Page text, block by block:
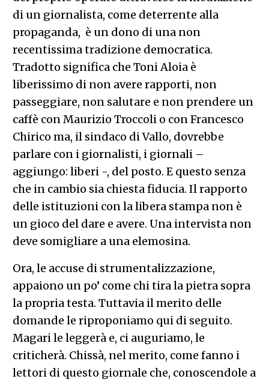
di un giornalista, come deterrente alla
propaganda, è un dono di una non
recentissima tradizione democratica.
Tradotto significa che Toni Aloia è
liberissimo di non avere rapporti, non
passeggiare, non salutare e non prendere un
caffè con Maurizio Troccoli o con Francesco
Chirico ma, il sindaco di Vallo, dovrebbe
parlare con i giornalisti, i giornali –
aggiungo: liberi -, del posto. E questo senza
che in cambio sia chiesta fiducia. Il rapporto
delle istituzioni con la libera stampa non è
un gioco del dare e avere. Una intervista non
deve somigliare a una elemosina.
Ora, le accuse di strumentalizzazione,
appaiono un po’ come chi tira la pietra sopra
la propria testa. Tuttavia il merito delle
domande le riproponiamo qui di seguito.
Magari le leggerà e, ci auguriamo, le
criticherà. Chissà, nel merito, come fanno i
lettori di questo giornale che, conoscendole a